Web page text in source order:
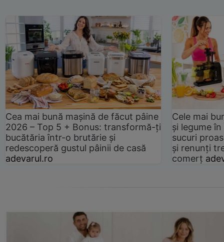
Cea mai bună mașină de făcut pâine
2026 – Top 5 + Bonus: transformă-ți
bucătăria într-o brutărie și
redescoperă gustul pâinii de casă
adevarul.ro
Cele mai
și legume
sucuri
și renunți
comerț